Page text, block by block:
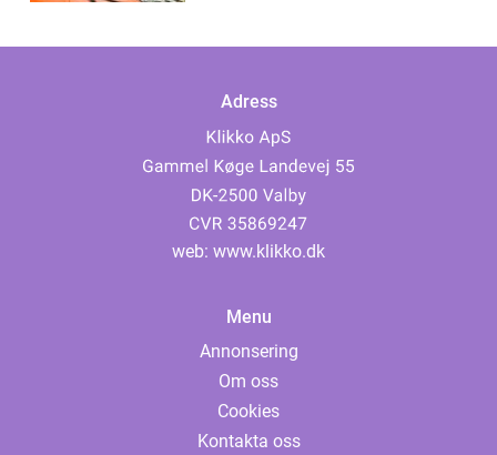
Adress
web: www.klikko.dk
Menu
Annonsering
Om oss
Cookies
Kontakta oss